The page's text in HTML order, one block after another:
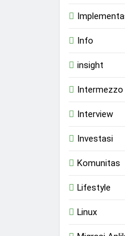
Info
insight
Interview
Investasi
Komunitas
Lifestyle
Linux